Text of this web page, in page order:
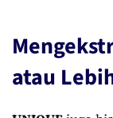
atau